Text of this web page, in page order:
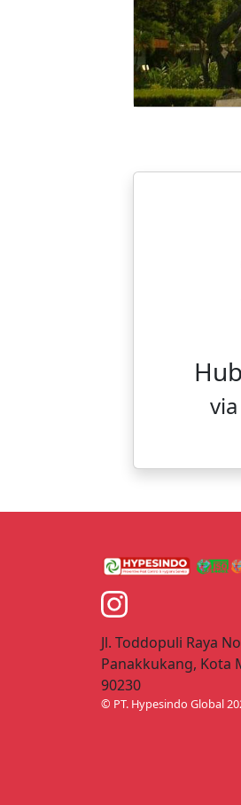
Jl. Toddopuli Raya
Panakkukang, Kota
90230
© PT. Hypesindo Global